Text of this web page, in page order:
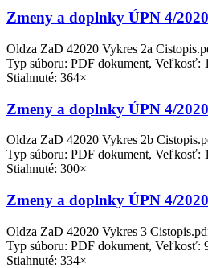
Zmeny a doplnky ÚPN 4/
Oldza ZaD 42020 Vykres 2a
Typ súboru: PDF dokument, Veľkosť:
Stiahnuté: 364×
Zmeny a doplnky ÚPN 4/
Oldza ZaD 42020 Vykres 2b
Typ súboru: PDF dokument, Veľkosť:
Stiahnuté: 300×
Zmeny a doplnky ÚPN 4/
Oldza ZaD 42020 Vykres 3
Typ súboru: PDF dokument, Veľkosť:
Stiahnuté: 334×